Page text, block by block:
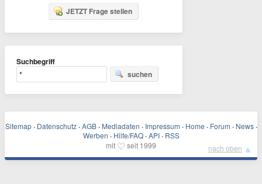
JETZT Frage stellen
Suchbegriff
suchen
Sitemap · Datenschutz · AGB · Mediadaten · Impressum · Home · Forum · News ·
Werben · Hilfe/FAQ · API · RSS
mit ♡ seit 1999 nach oben ▲